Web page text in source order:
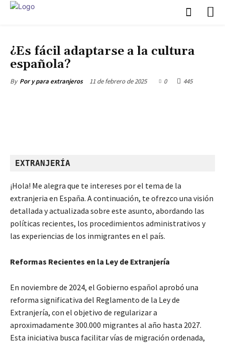
¿Es fácil adaptarse a la cultura
española?
By Por y para extranjeros 11 de febrero de 2025 0 445
EXTRANJERÍA
¡Hola! Me alegra que te intereses por el tema de la
extranjeria en España. A continuación, te ofrezco una visión
detallada y actualizada sobre este asunto, abordando las
políticas recientes, los procedimientos administrativos y
las experiencias de los inmigrantes en el país.
Reformas Recientes en la Ley de Extranjería
En noviembre de 2024, el Gobierno español aprobó una
reforma significativa del Reglamento de la Ley de
Extranjería, con el objetivo de regularizar a
aproximadamente 300.000 migrantes al año hasta 2027.
Esta iniciativa busca facilitar vías de migración ordenada,